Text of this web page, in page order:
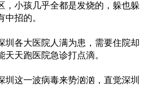
，小孩几乎全都是发烧的，躲也躲
招的。
圳各大医院人满为患，需要住院却
天天跑医院急诊打点滴。
圳这一波病毒来势汹汹，直觉深圳